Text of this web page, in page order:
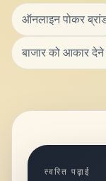
ऑनलाइन पोकर
बाजार को आकार देने
त्वरित पढ़ाई